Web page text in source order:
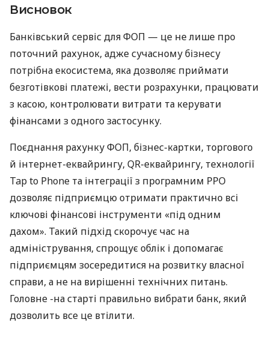
Висновок
Банківський сервіс для ФОП — це не лише про
поточний рахунок, адже сучасному бізнесу
потрібна екосистема, яка дозволяє приймати
безготівкові платежі, вести розрахунки, працювати
з касою, контролювати витрати та керувати
фінансами з одного застосунку.
Поєднання рахунку ФОП, бізнес-картки, торгового
й інтернет-еквайрингу, QR-еквайрингу, технології
Tap to Phone та інтеграції з програмним РРО
дозволяє підприємцю отримати практично всі
ключові фінансові інструменти «під одним
дахом». Такий підхід скорочує час на
адміністрування, спрощує облік і допомагає
підприємцям зосередитися на розвитку власної
справи, а не на вирішенні технічних питань.
Головне -на старті правильно вибрати банк, який
дозволить все це втілити.